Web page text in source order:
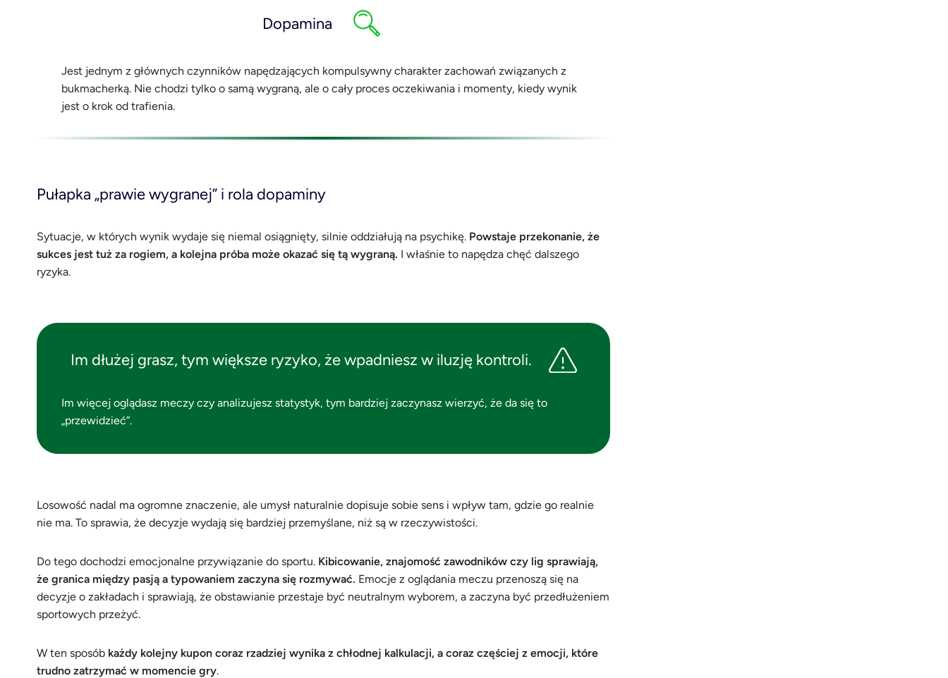
Dopamina
Jest jednym z głównych czynników napędzających kompulsywny charakter zachowań związanych z
bukmacherką. Nie chodzi tylko o samą wygraną, ale o cały proces oczekiwania i momenty, kiedy wynik
jest o krok od trafienia.
Pułapka „prawie wygranej” i rola dopaminy
Sytuacje, w których wynik wydaje się niemal osiągnięty, silnie oddziałują na psychikę. Powstaje przekonanie, że
sukces jest tuż za rogiem, a kolejna próba może okazać się tą wygraną. I właśnie to napędza chęć dalszego
ryzyka.
Im dłużej grasz, tym większe ryzyko, że wpadniesz w iluzję kontroli.
Im więcej oglądasz meczy czy analizujesz statystyk, tym bardziej zaczynasz wierzyć, że da się to
„przewidzieć”.
Losowość nadal ma ogromne znaczenie, ale umysł naturalnie dopisuje sobie sens i wpływ tam, gdzie go realnie
nie ma. To sprawia, że decyzje wydają się bardziej przemyślane, niż są w rzeczywistości.
Do tego dochodzi emocjonalne przywiązanie do sportu. Kibicowanie, znajomość zawodników czy lig sprawiają,
że granica między pasją a typowaniem zaczyna się rozmywać. Emocje z oglądania meczu przenoszą się na
decyzje o zakładach i sprawiają, że obstawianie przestaje być neutralnym wyborem, a zaczyna być przedłużeniem
sportowych przeżyć.
W ten sposób każdy kolejny kupon coraz rzadziej wynika z chłodnej kalkulacji, a coraz częściej z emocji, które
trudno zatrzymać w momencie gry.